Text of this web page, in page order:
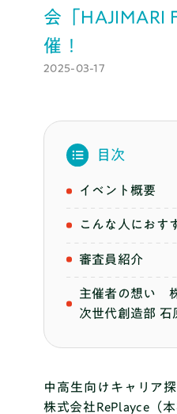
会「HAJIMARI
催！
2025-03-17
目次
イベント概要
こんな人におす
審査員紹介
主催者の想い
次世代創造部 石
中高生向けキャリア
株式会社RePlayce（